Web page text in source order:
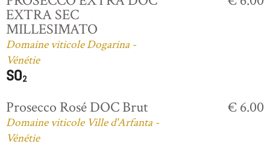
EXTRA SEC
MILLESIMATO
Domaine viticole Dogarina -
Vénétie
Prosecco Rosé DOC Brut
Domaine viticole Ville d'Arfanta -
Vénétie
€ 6.00